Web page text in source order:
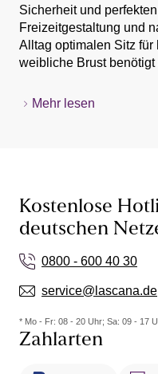
Sicherheit und
Freizeitgestaltung und
Alltag optimalen Sitz für
weibliche Brust
sind, denn durch
garantiert. Profitieren
komfortablen und
BHs in Schwarz, die in
jedem Sportdress eine
abgeben.
Mehr lesen
Kostenlose
deutschen
0800 - 600 40 30
service@lascana.de
* Mo - Fr: 08 - 20 Uhr; Sa: 09 - 17
Zahlarten